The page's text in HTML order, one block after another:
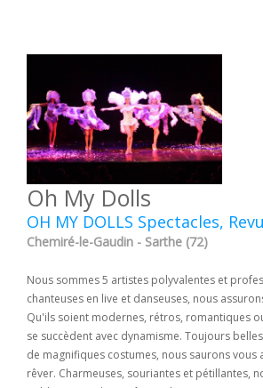
Oh My Dolls
OH MY DOLLS Spectacles,
Chemiré-le-Gaudin - Sarthe (72)
Nous sommes 5 artistes polyvalentes et
chanteuses en live et danseuses, nous
Qu'ils soient modernes, rétros, romantiques
se succèdent avec dynamisme. Toujours
de magnifiques costumes, nous saurons vous
rêver. Charmeuses, souriantes et pétillantes,